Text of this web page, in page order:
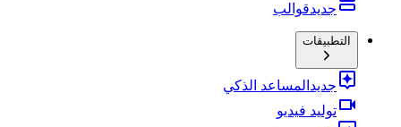
جديدقوالب
التطبيقات
جديد المساعد الذكي
توليد فيديو